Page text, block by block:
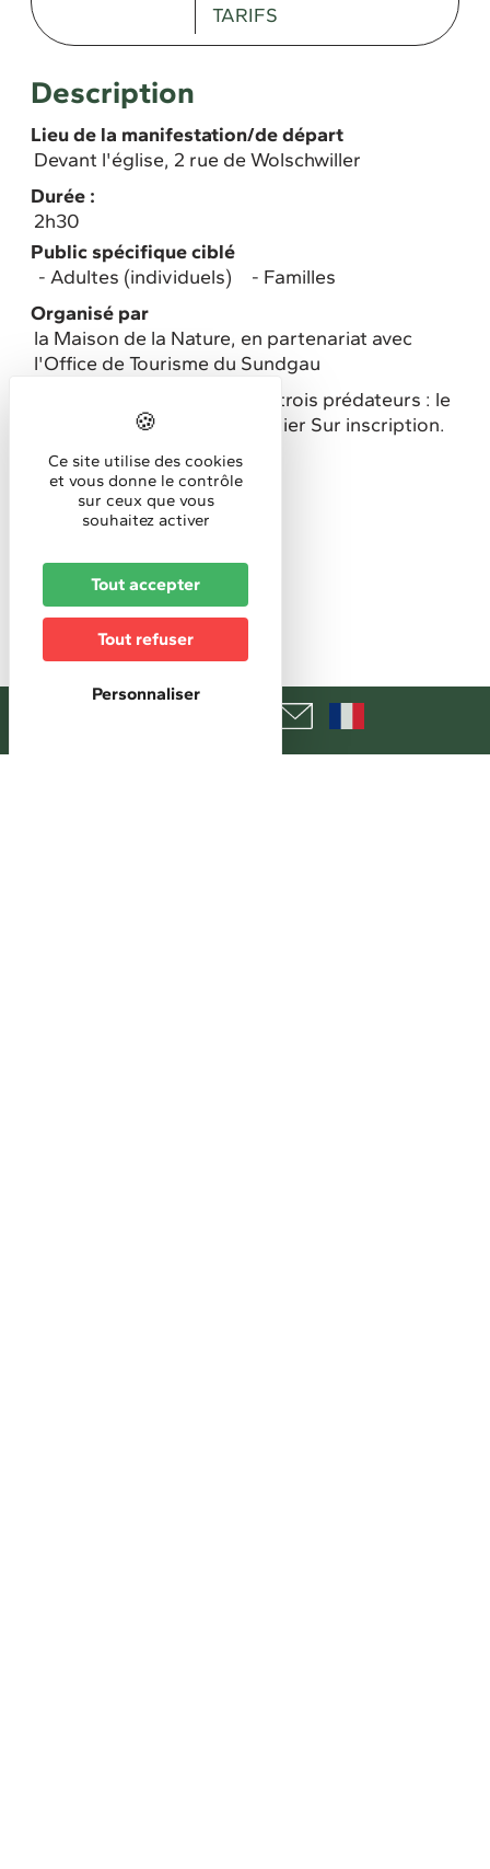
TARIFS
Description
Lieu de la manifestation/de départ
Devant l'église, 2 rue de Wolschwiller
Durée :
2h30
Public spécifique ciblé
Adultes (individuels)
Familles
Organisé par
la Maison de la Nature, en partenariat avec
l'Office de Tourisme du Sundgau
Le territoire de Kiffis abrite trois prédateurs : le
loup, le lynx et le chat forestier Sur inscription.
Sortie nature
Horaires
Horaires d'accueil :
Tarifs
Ce site utilise des cookies
et vous donne le contrôle
sur ceux que vous
souhaitez activer
Tout accepter
Tout refuser
Personnaliser